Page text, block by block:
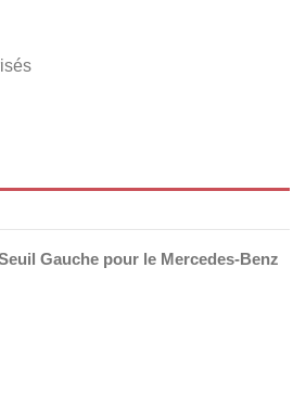
Gauche pour le Mercedes-Benz